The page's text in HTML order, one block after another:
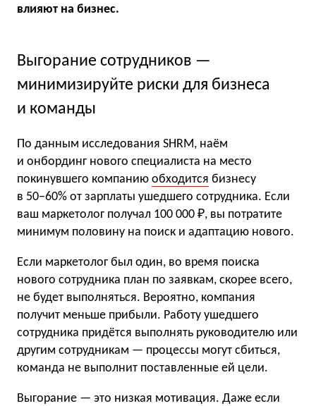
влияют на бизнес.
Выгорание сотрудников —
минимизируйте риски для бизнеса
и команды
По данным исследования SHRM, наём
и онбординг нового специалиста на место
покинувшего компанию обходится бизнесу
в 50−60% от зарплаты ушедшего сотрудника. Если
ваш маркетолог получал 100 000 ₽, вы потратите
минимум половину на поиск и адаптацию нового.
Если маркетолог был один, во время поиска
нового сотрудника план по заявкам, скорее всего,
не будет выполняться. Вероятно, компания
получит меньше прибыли. Работу ушедшего
сотрудника придётся выполнять руководителю или
другим сотрудникам — процессы могут сбиться,
команда не выполнит поставленные ей цели.
Выгорание — это низкая мотивация. Даже если